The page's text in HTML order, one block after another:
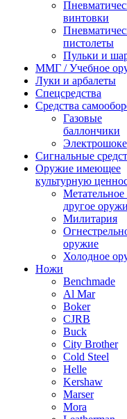
винтовки
пистолеты
Пульки и
ММГ / Учебное
Луки и арбалеты
Спецсредства
Средства
Газовые
баллончики
Сигнальные
Оружие имеющее
культурную
Метательное
другое
Милитария
оружие
Холодное
Ножи
Benchmade
Al Mar
Boker
CJRB
Buck
City Brother
Cold Steel
Helle
Kershaw
Marser
Mora